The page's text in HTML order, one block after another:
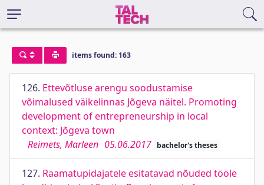
items found: 163
126. Ettevõtluse arengu soodustamise
võimalused väikelinnas Jõgeva näitel. Promoting
development of entrepreneurship in local
context: Jõgeva town
Reimets, Marleen 05.06.2017 bachelor's theses
127. Raamatupidajatele esitatavad nõuded tööle